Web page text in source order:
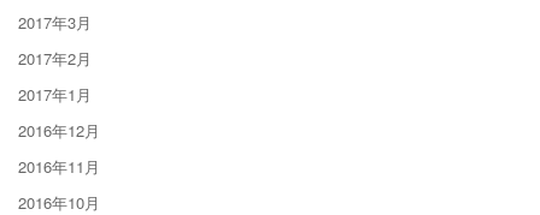
2017年3月
2017年2月
2017年1月
2016年12月
2016年11月
2016年10月